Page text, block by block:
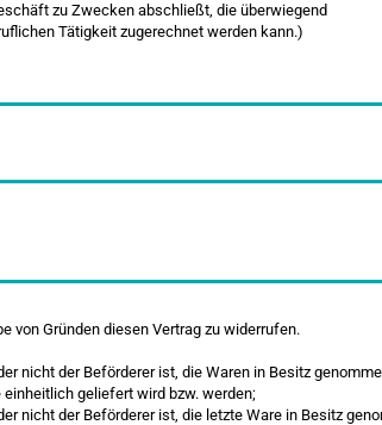
zu Zwecken abschließt, die überwiegend
Tätigkeit zugerechnet werden kann.)
von Gründen diesen Vertrag zu widerrufen.
nicht der Beförderer ist, die Waren in Besitz
geliefert wird bzw. werden;
nicht der Beförderer ist, die letzte Ware in Besitz